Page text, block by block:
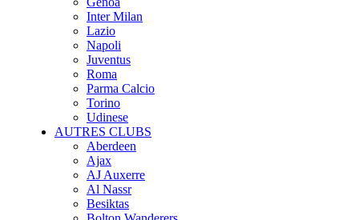
Inter Milan
Lazio
Napoli
Juventus
Roma
Parma Calcio
Torino
Udinese
AUTRES CLUBS
Aberdeen
Ajax
AJ Auxerre
Al Nassr
Besiktas